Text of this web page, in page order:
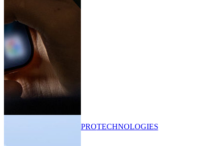
PROTECHNOLOGIES